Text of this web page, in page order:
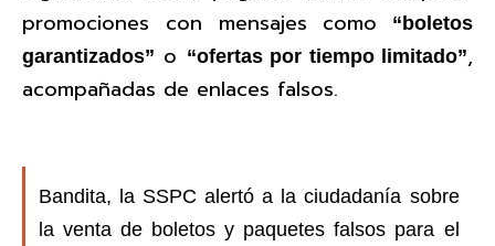
promociones con mensajes como
“boletos
garantizados” o “ofertas por tiempo limitado”,
acompañadas de enlaces falsos.
Bandita, la SSPC alertó a la ciudadanía sobre
la venta de boletos y paquetes falsos para el